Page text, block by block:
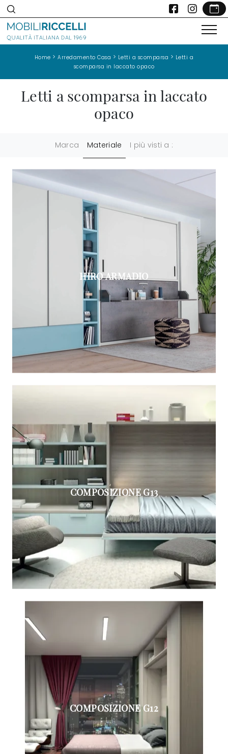
Home >Arredamento Casa > Letti a scomparsa > Letti a
scomparsa in laccato opaco
Letti a scomparsa in laccato
opaco
Marca Materiale I più visti a :
HIRO ARMADIO
COMPOSIZIONE G13
COMPOSIZIONE G12